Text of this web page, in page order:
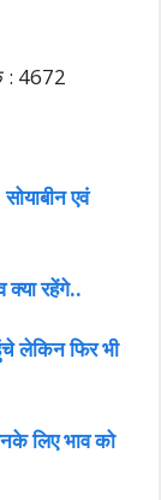
4672
एवं
क्या रहेंगे..
लेकिन फिर भी
लिए भाव को